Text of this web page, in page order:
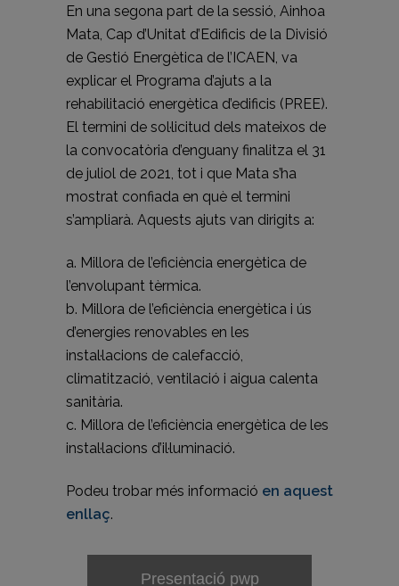
En una segona part de la sessió, Ainhoa
Mata, Cap d’Unitat d’Edificis de la Divisió
de Gestió Energètica de l’ICAEN, va
explicar el Programa d’ajuts a la
rehabilitació energètica d’edificis (PREE).
El termini de sol·licitud dels mateixos de
la convocatòria d’enguany finalitza el 31
de juliol de 2021, tot i que Mata s’ha
mostrat confiada en què el termini
s’ampliarà. Aquests ajuts van dirigits a:
a. Millora de l’eficiència energètica de
l’envolupant tèrmica.
b. Millora de l’eficiència energètica i ús
d’energies renovables en les
instal·lacions de calefacció,
climatització, ventilació i aigua calenta
sanitària.
c. Millora de l’eficiència energètica de les
instal·lacions d’il·luminació.
Podeu trobar més informació en aquest
enllaç.
Presentació pwp